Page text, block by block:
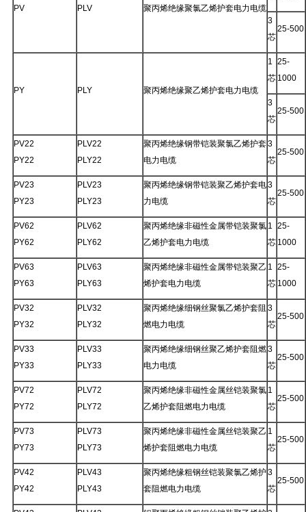
PV PLV 聚丙烯绝缘聚氯乙烯护套电力电缆
3
芯
25-500
PY PLY 聚丙烯绝缘聚乙烯护套电力电缆
1
芯
25-
1000
3
芯
25-500
PV22
PY22
PLV22
PLY22
聚丙烯绝缘钢带铠装聚氯乙烯护套
电力电缆
3
芯
25-500
PV23
PY23
PLV23
PLY23
聚丙烯绝缘钢带铠装聚乙烯护套电
力电缆
3
芯
25-500
PV62
PY62
PLV62
PLY62
聚丙烯绝缘非磁性金属带铠装聚氯
乙烯护套电力电缆
1
芯
25-
1000
PV63
PY63
PLV63
PLY63
聚丙烯绝缘非磁性金属带铠装聚乙
烯护套电力电缆
1
芯
25-
1000
PV32
PY32
PLV32
PLY32
聚丙烯绝缘细钢丝聚氯乙烯护套阻
燃电力电缆
3
芯
25-500
PV33
PY33
PLV33
PLY33
聚丙烯绝缘细钢丝聚乙烯护套阻燃
电力电缆
3
芯
25-500
PV72
PY72
PLV72
PLY72
聚丙烯绝缘非磁性金属丝铠装聚氯
乙烯护套阻燃电力电缆
1
芯
25-500
PV73
PY73
PLV73
PLY73
聚丙烯绝缘非磁性金属丝铠装聚乙
烯护套阻燃电力电缆
1
芯
25-500
PV42
PY42
PLV43
PLY43
聚丙烯绝缘粗钢丝铠装聚氯乙烯护
套阻燃电力电缆
3
芯
25-500